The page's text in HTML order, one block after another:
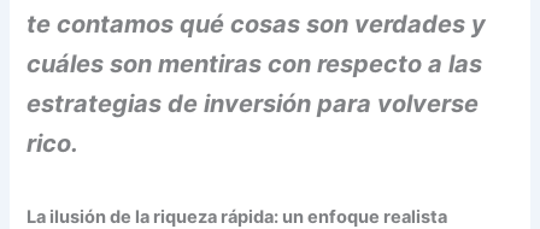
te contamos qué cosas son verdades y
cuáles son mentiras con respecto a las
estrategias de inversión para volverse
rico.
La ilusión de la riqueza rápida: un enfoque realista